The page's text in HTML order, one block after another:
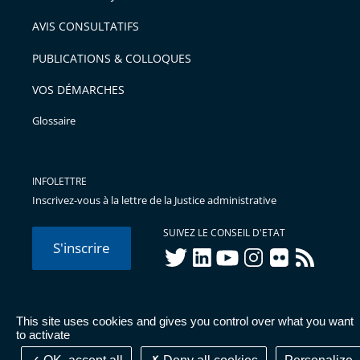
This site uses cookies and gives you control over what you want
to activate
avant
AVIS CONSULTATIFS
PUBLICATIONS & COLLOQUES
VOS DÉMARCHES
Glossaire
INFOLETTRE
Inscrivez-vous à la lettre de la Justice administrative
S'inscrire
SUIVEZ LE CONSEIL D'ETAT
twitterlinkedInyoutubeinstagram
flickr rss
© Conseil d'État 2026 - Mentions légales
Données
personnelles-Publications administratives-Accessibilité :